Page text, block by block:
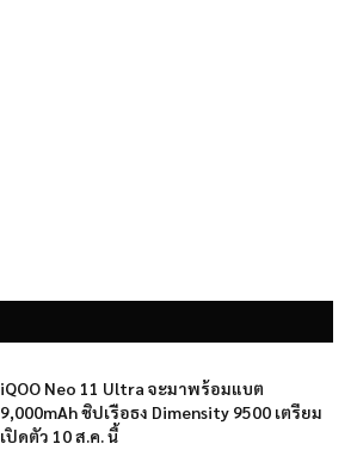
iQOO Neo 11 Ultra จะมาพร้อมแบต
9,000mAh ชิปเรือธง Dimensity 9500 เตรียม
เปิดตัว 10 ส.ค. นี้